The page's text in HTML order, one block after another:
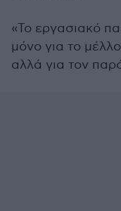
«Το εργασιακό
μόνο για το
αλλά για τον